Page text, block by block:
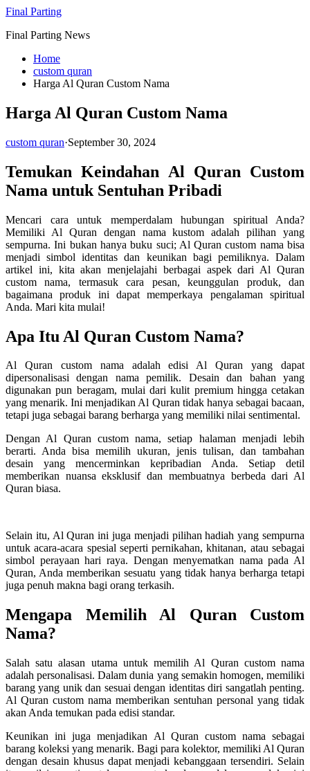
Skip
content
Final Parting
Final Parting News
Home
custom quran
Harga Al Quran Custom Nama
Harga Al Quran Custom Nama
custom quran·September 30, 2024
Temukan Keindahan Al Quran Custom
Nama untuk Sentuhan Pribadi
Mencari cara untuk memperdalam hubungan spiritual Anda?
Memiliki Al Quran dengan nama kustom adalah pilihan yang
sempurna. Ini bukan hanya buku suci; Al Quran custom nama bisa
menjadi simbol identitas dan keunikan bagi pemiliknya. Dalam
artikel ini, kita akan menjelajahi berbagai aspek dari Al Quran
custom nama, termasuk cara pesan, keunggulan produk, dan
bagaimana produk ini dapat memperkaya pengalaman spiritual
Anda. Mari kita mulai!
Apa Itu Al Quran Custom Nama?
Al Quran custom nama adalah edisi Al Quran yang dapat
dipersonalisasi dengan nama pemilik. Desain dan bahan yang
digunakan pun beragam, mulai dari kulit premium hingga cetakan
yang menarik. Ini menjadikan Al Quran tidak hanya sebagai bacaan,
tetapi juga sebagai barang berharga yang memiliki nilai sentimental.
Dengan Al Quran custom nama, setiap halaman menjadi lebih
berarti. Anda bisa memilih ukuran, jenis tulisan, dan tambahan
desain yang mencerminkan kepribadian Anda. Setiap detil
memberikan nuansa eksklusif dan membuatnya berbeda dari Al
Quran biasa.
Selain itu, Al Quran ini juga menjadi pilihan hadiah yang sempurna
untuk acara-acara spesial seperti pernikahan, khitanan, atau sebagai
simbol perayaan hari raya. Dengan menyematkan nama pada Al
Quran, Anda memberikan sesuatu yang tidak hanya berharga tetapi
juga penuh makna bagi orang terkasih.
Mengapa Memilih Al Quran Custom
Nama?
Salah satu alasan utama untuk memilih Al Quran custom nama
adalah personalisasi. Dalam dunia yang semakin homogen, memiliki
barang yang unik dan sesuai dengan identitas diri sangatlah penting.
Al Quran custom nama memberikan sentuhan personal yang tidak
akan Anda temukan pada edisi standar.
Keunikan ini juga menjadikan Al Quran custom nama sebagai
barang koleksi yang menarik. Bagi para kolektor, memiliki Al Quran
dengan desain khusus dapat menjadi kebanggaan tersendiri. Selain